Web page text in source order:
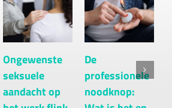
Ongewenste
seksuele
aandacht op
De
professionele
noodknop: